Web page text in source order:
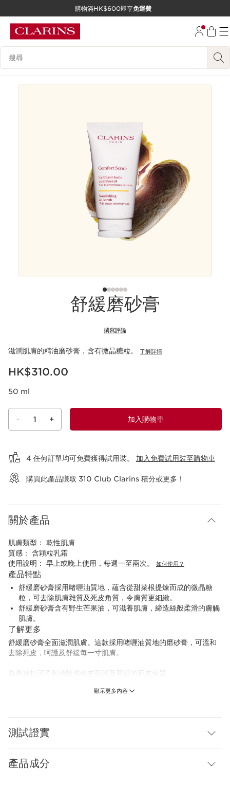
跳至內容
購物滿HK$600即享免運費
搜尋內容說明
舒緩磨砂膏
撰寫評論
滋潤肌膚的精油磨砂膏，含有微晶糖粒。 了解詳情
現在價格HK$310.00
HK$310.00
50 ml
- 1 + 加入購物車
4 任何訂單均可免費獲得試用裝。 加入免費試用裝至購物車
購買此產品賺取 310 Club Clarins 積分或更多！
關於產品
顯示更多內容
肌膚類型： 乾性肌膚
質感： 含顆粒乳霜
使用說明： 早上或晚上使用，每週一至兩次。 如何使用？
產品特點
舒緩磨砂膏採用啫喱油質地，蘊含從甜菜根提煉而成的微晶糖
粒，可去除肌膚雜質及死皮角質，令膚質更細緻。
舒緩磨砂膏含有野生芒果油，可滋養肌膚，締造絲般柔滑的膚觸
肌膚。
了解更多
舒緩磨砂膏全面滋潤肌膚。這款採用啫喱油質地的磨砂膏，可溫和
去除死皮，呵護及舒緩每一寸肌膚。
微晶糖粒可溫和清除堆積在面部及唇部的死皮角質。
產品亦適用於唇部。
測試證實
產品成分